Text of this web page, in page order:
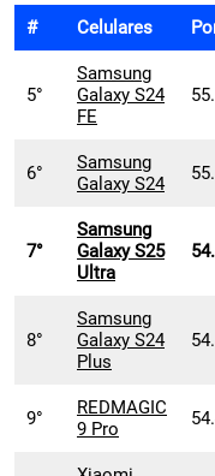
# Celulares
5°
Samsung
Galaxy S24
FE
6°
Samsung
Galaxy S24
7°
Samsung
Galaxy S25
Ultra
8°
Samsung
Galaxy S24
Plus
9°
REDMAGIC
9 Pro